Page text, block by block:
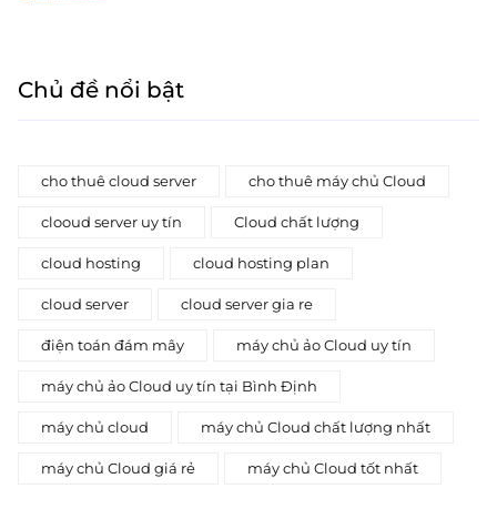
Chủ đề nổi bật
cho thuê cloud server cho thuê máy chủ Cloud
clooud server uy tín Cloud chất lượng
cloud hosting cloud hosting plan
cloud server cloud server gia re
điện toán đám mây máy chủ ảo Cloud uy tín
máy chủ ảo Cloud uy tín tại Bình Định
máy chủ cloud máy chủ Cloud chất lượng nhất
máy chủ Cloud giá rẻ máy chủ Cloud tốt nhất